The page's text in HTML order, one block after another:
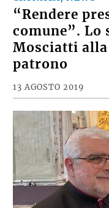
“Rendere
comune”. Lo
Mosciatti
patrono
13 AGOSTO 2019